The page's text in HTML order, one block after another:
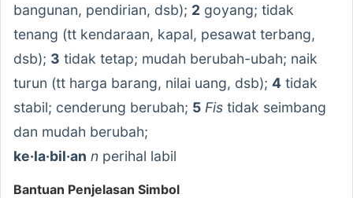
bangunan, pendirian, dsb); 2 goyang; tidak
tenang (tt kendaraan, kapal, pesawat terbang,
dsb); 3 tidak tetap; mudah berubah-ubah; naik
turun (tt harga barang, nilai uang, dsb); 4 tidak
stabil; cenderung berubah; 5 Fis tidak seimbang
dan mudah berubah;
ke·la·bil·an n perihal labil
Bantuan Penjelasan Simbol